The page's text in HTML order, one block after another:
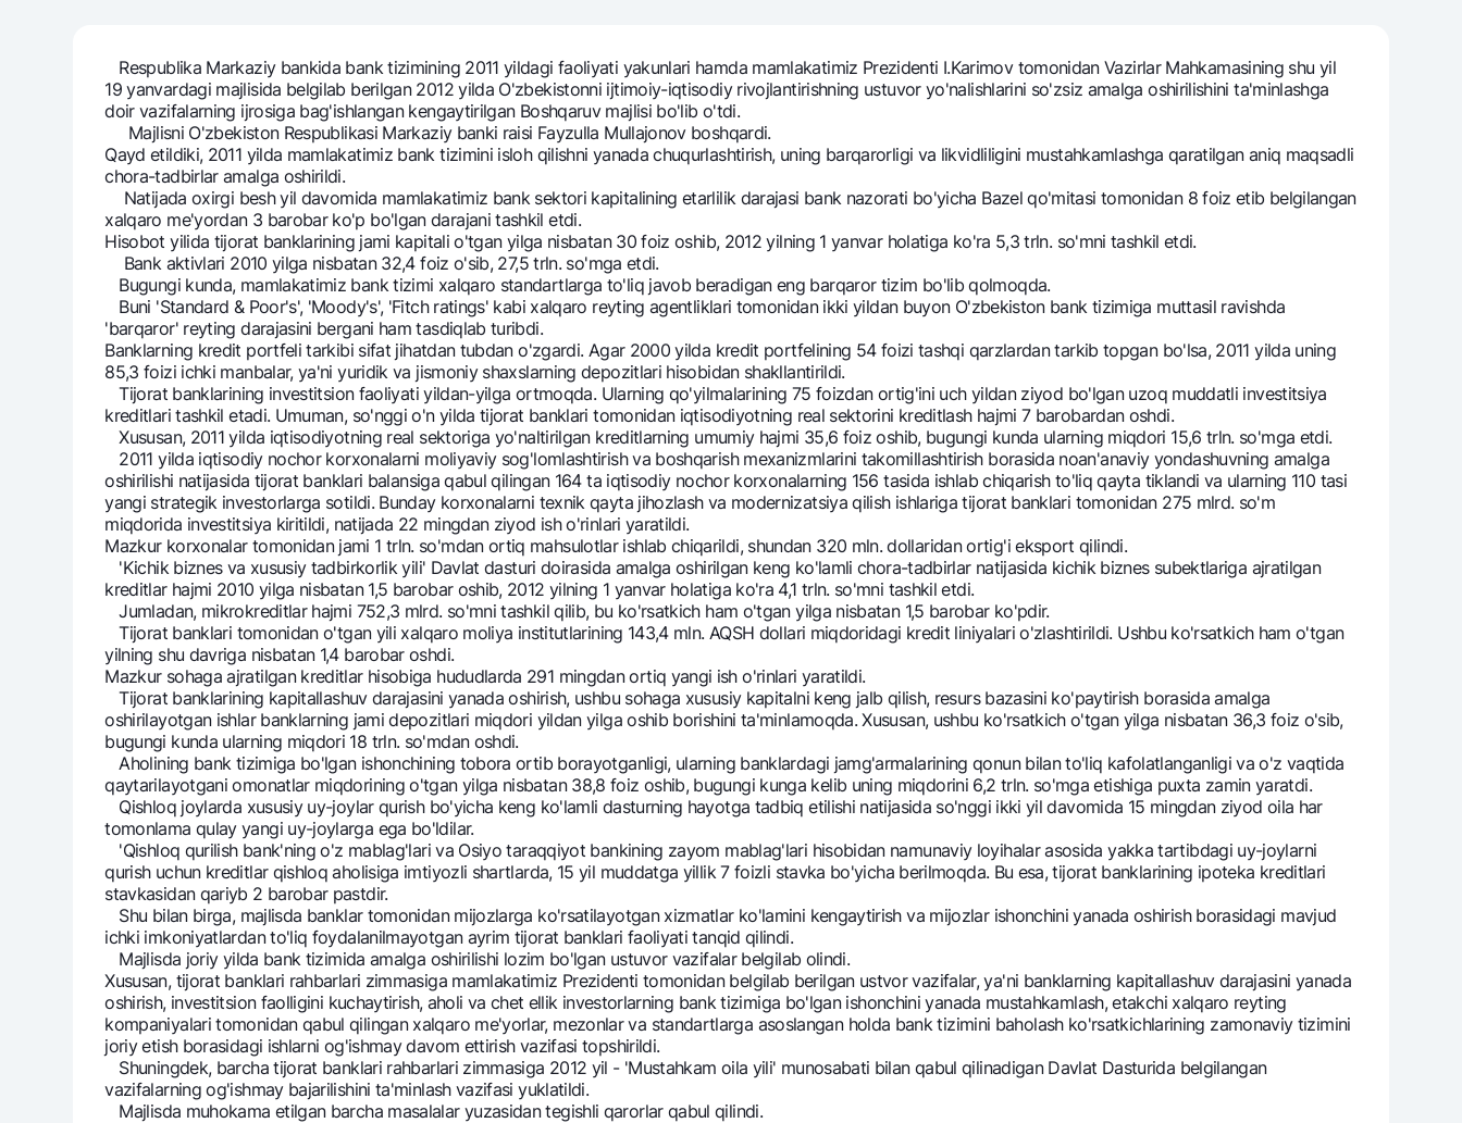
Kumush omonat
Pul oʻtkazmalari Valyutalar kursi
Eskrou hisobvarag‘i
Tariflar
Aksiyalar
Ko'p beriladigan savollar
Sayt bo‘yicha qidiring
Qidirish
Foydali havolalar
Ko'p beriladigan savollarMatbuot markaziOfis va bankomatlarShaxsiy ma'lumotlarni qayta ishlashga rozilik berish
Bizni ijtimoiy tarmoqlarda kuzatib boring Aloqa markazi
+998 78 148-00-10
1344
Respublika Markaziy bankida bank tizimining 2011 yildagi faoliyati yakunlari hamda mamlakatimiz Prezidenti I.Karimov tomonidan Vazirlar Mahkamasining shu yil
19 yanvardagi majlisida belgilab berilgan 2012 yilda O'zbekistonni ijtimoiy-iqtisodiy rivojlantirishning ustuvor yo'nalishlarini so'zsiz amalga oshirilishini ta'minlashga
doir vazifalarning ijrosiga bag'ishlangan kengaytirilgan Boshqaruv majlisi bo'lib o'tdi.
Majlisni O'zbekiston Respublikasi Markaziy banki raisi Fayzulla Mullajonov boshqardi.
Qayd etildiki, 2011 yilda mamlakatimiz bank tizimini isloh qilishni yanada chuqurlashtirish, uning barqarorligi va likvidliligini mustahkamlashga qaratilgan aniq maqsadli
chora-tadbirlar amalga oshirildi.
Natijada oxirgi besh yil davomida mamlakatimiz bank sektori kapitalining etarlilik darajasi bank nazorati bo'yicha Bazel qo'mitasi tomonidan 8 foiz etib belgilangan
xalqaro me'yordan 3 barobar ko'p bo'lgan darajani tashkil etdi.
Hisobot yilida tijorat banklarining jami kapitali o'tgan yilga nisbatan 30 foiz oshib, 2012 yilning 1 yanvar holatiga ko'ra 5,3 trln. so'mni tashkil etdi.
Bank aktivlari 2010 yilga nisbatan 32,4 foiz o'sib, 27,5 trln. so'mga etdi.
Bugungi kunda, mamlakatimiz bank tizimi xalqaro standartlarga to'liq javob beradigan eng barqaror tizim bo'lib qolmoqda.
Buni 'Standard & Poor's', 'Moody's', 'Fitch ratings' kabi xalqaro reyting agentliklari tomonidan ikki yildan buyon O'zbekiston bank tizimiga muttasil ravishda
'barqaror' reyting darajasini bergani ham tasdiqlab turibdi.
Banklarning kredit portfeli tarkibi sifat jihatdan tubdan o'zgardi. Agar 2000 yilda kredit portfelining 54 foizi tashqi qarzlardan tarkib topgan bo'lsa, 2011 yilda uning
85,3 foizi ichki manbalar, ya'ni yuridik va jismoniy shaxslarning depozitlari hisobidan shakllantirildi.
Tijorat banklarining investitsion faoliyati yildan-yilga ortmoqda. Ularning qo'yilmalarining 75 foizdan ortig'ini uch yildan ziyod bo'lgan uzoq muddatli investitsiya
kreditlari tashkil etadi. Umuman, so'nggi o'n yilda tijorat banklari tomonidan iqtisodiyotning real sektorini kreditlash hajmi 7 barobardan oshdi.
Xususan, 2011 yilda iqtisodiyotning real sektoriga yo'naltirilgan kreditlarning umumiy hajmi 35,6 foiz oshib, bugungi kunda ularning miqdori 15,6 trln. so'mga etdi.
2011 yilda iqtisodiy nochor korxonalarni moliyaviy sog'lomlashtirish va boshqarish mexanizmlarini takomillashtirish borasida noan'anaviy yondashuvning amalga
oshirilishi natijasida tijorat banklari balansiga qabul qilingan 164 ta iqtisodiy nochor korxonalarning 156 tasida ishlab chiqarish to'liq qayta tiklandi va ularning 110 tasi
yangi strategik investorlarga sotildi. Bunday korxonalarni texnik qayta jihozlash va modernizatsiya qilish ishlariga tijorat banklari tomonidan 275 mlrd. so'm
miqdorida investitsiya kiritildi, natijada 22 mingdan ziyod ish o'rinlari yaratildi.
Mazkur korxonalar tomonidan jami 1 trln. so'mdan ortiq mahsulotlar ishlab chiqarildi, shundan 320 mln. dollaridan ortig'i eksport qilindi.
'Kichik biznes va xususiy tadbirkorlik yili' Davlat dasturi doirasida amalga oshirilgan keng ko'lamli chora-tadbirlar natijasida kichik biznes subektlariga ajratilgan
kreditlar hajmi 2010 yilga nisbatan 1,5 barobar oshib, 2012 yilning 1 yanvar holatiga ko'ra 4,1 trln. so'mni tashkil etdi.
Jumladan, mikrokreditlar hajmi 752,3 mlrd. so'mni tashkil qilib, bu ko'rsatkich ham o'tgan yilga nisbatan 1,5 barobar ko'pdir.
Tijorat banklari tomonidan o'tgan yili xalqaro moliya institutlarining 143,4 mln. AQSH dollari miqdoridagi kredit liniyalari o'zlashtirildi. Ushbu ko'rsatkich ham o'tgan
yilning shu davriga nisbatan 1,4 barobar oshdi.
Mazkur sohaga ajratilgan kreditlar hisobiga hududlarda 291 mingdan ortiq yangi ish o'rinlari yaratildi.
Tijorat banklarining kapitallashuv darajasini yanada oshirish, ushbu sohaga xususiy kapitalni keng jalb qilish, resurs bazasini ko'paytirish borasida amalga
oshirilayotgan ishlar banklarning jami depozitlari miqdori yildan yilga oshib borishini ta'minlamoqda. Xususan, ushbu ko'rsatkich o'tgan yilga nisbatan 36,3 foiz o'sib,
bugungi kunda ularning miqdori 18 trln. so'mdan oshdi.
Aholining bank tizimiga bo'lgan ishonchining tobora ortib borayotganligi, ularning banklardagi jamg'armalarining qonun bilan to'liq kafolatlanganligi va o'z vaqtida
qaytarilayotgani omonatlar miqdorining o'tgan yilga nisbatan 38,8 foiz oshib, bugungi kunga kelib uning miqdorini 6,2 trln. so'mga etishiga puxta zamin yaratdi.
Qishloq joylarda xususiy uy-joylar qurish bo'yicha keng ko'lamli dasturning hayotga tadbiq etilishi natijasida so'nggi ikki yil davomida 15 mingdan ziyod oila har
tomonlama qulay yangi uy-joylarga ega bo'ldilar.
'Qishloq qurilish bank'ning o'z mablag'lari va Osiyo taraqqiyot bankining zayom mablag'lari hisobidan namunaviy loyihalar asosida yakka tartibdagi uy-joylarni
qurish uchun kreditlar qishloq aholisiga imtiyozli shartlarda, 15 yil muddatga yillik 7 foizli stavka bo'yicha berilmoqda. Bu esa, tijorat banklarining ipoteka kreditlari
stavkasidan qariyb 2 barobar pastdir.
Shu bilan birga, majlisda banklar tomonidan mijozlarga ko'rsatilayotgan xizmatlar ko'lamini kengaytirish va mijozlar ishonchini yanada oshirish borasidagi mavjud
ichki imkoniyatlardan to'liq foydalanilmayotgan ayrim tijorat banklari faoliyati tanqid qilindi.
Majlisda joriy yilda bank tizimida amalga oshirilishi lozim bo'lgan ustuvor vazifalar belgilab olindi.
Xususan, tijorat banklari rahbarlari zimmasiga mamlakatimiz Prezidenti tomonidan belgilab berilgan ustvor vazifalar, ya'ni banklarning kapitallashuv darajasini yanada
oshirish, investitsion faolligini kuchaytirish, aholi va chet ellik investorlarning bank tizimiga bo'lgan ishonchini yanada mustahkamlash, etakchi xalqaro reyting
kompaniyalari tomonidan qabul qilingan xalqaro me'yorlar, mezonlar va standartlarga asoslangan holda bank tizimini baholash ko'rsatkichlarining zamonaviy tizimini
joriy etish borasidagi ishlarni og'ishmay davom ettirish vazifasi topshirildi.
Shuningdek, barcha tijorat banklari rahbarlari zimmasiga 2012 yil - 'Mustahkam oila yili' munosabati bilan qabul qilinadigan Davlat Dasturida belgilangan
vazifalarning og'ishmay bajarilishini ta'minlash vazifasi yuklatildi.
Majlisda muhokama etilgan barcha masalalar yuzasidan tegishli qarorlar qabul qilindi.